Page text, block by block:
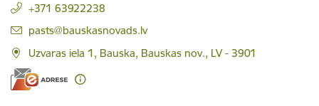
+371 63922238
E-pasts:
pasts@bauskasnovads.lv
Uzvaras iela 1, Bauska, Bauskas nov., LV - 3901